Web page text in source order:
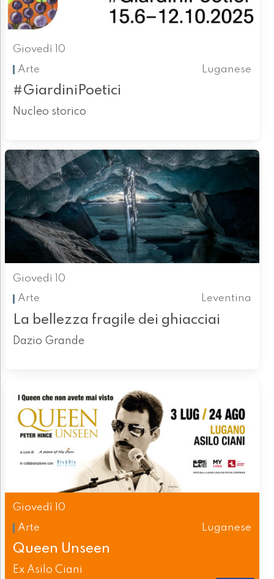
Giovedì 10
Arte
Luganese
#GiardiniPoetici
Nucleo storico
Giovedì 10
Arte
Leventina
La bellezza fragile dei ghiacciai
Dazio Grande
Giovedì 10
Arte
Luganese
Queen Unseen
Ex Asilo Ciani